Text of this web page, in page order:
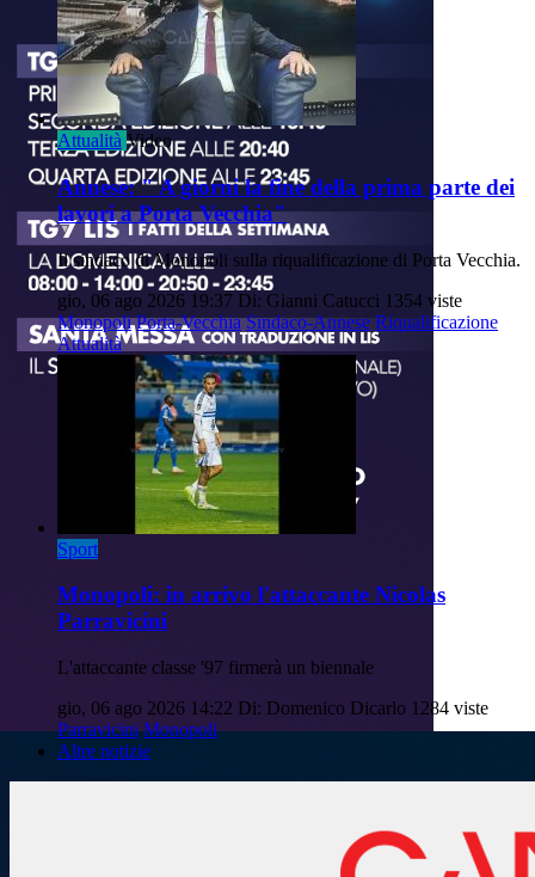
Attualità Video
Annese: " A giorni la fine della prima parte dei
lavori a Porta Vecchia"
Il sindaco di Monopoli sulla riqualificazione di Porta Vecchia.
gio, 06 ago 2026 19:37 Di: Gianni Catucci 1354 viste
Monopoli Porta-Vecchia Sindaco-Annese Riqualificazione
Attualità
Sport
Monopoli: in arrivo l'attaccante Nicolas
Parravicini
L'attaccante classe '97 firmerà un biennale
gio, 06 ago 2026 14:22 Di: Domenico Dicarlo 1284 viste
Parravicini Monopoli
Altre notizie